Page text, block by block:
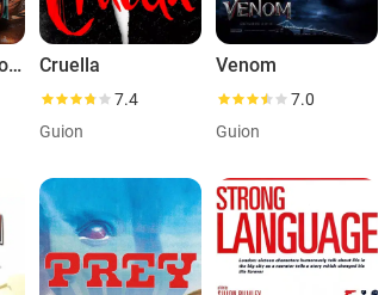
Venom: El Último Baile Cruella
7.4
Guion
Venom
7.0
Guion